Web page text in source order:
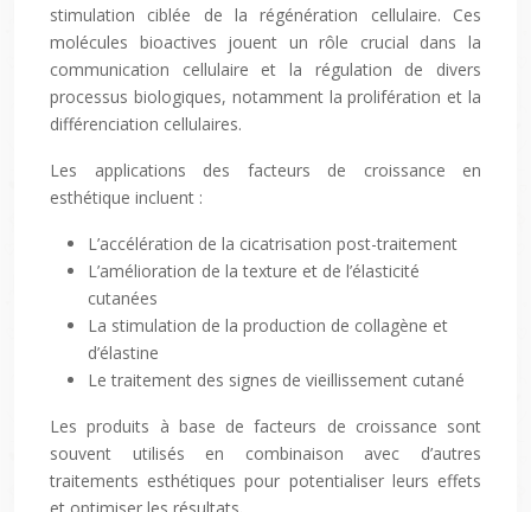
stimulation ciblée de la régénération cellulaire. Ces
molécules bioactives jouent un rôle crucial dans la
communication cellulaire et la régulation de divers
processus biologiques, notamment la prolifération et la
différenciation cellulaires.
Les applications des facteurs de croissance en
esthétique incluent :
L’accélération de la cicatrisation post-traitement
L’amélioration de la texture et de l’élasticité
cutanées
La stimulation de la production de collagène et
d’élastine
Le traitement des signes de vieillissement cutané
Les produits à base de facteurs de croissance sont
souvent utilisés en combinaison avec d’autres
traitements esthétiques pour potentialiser leurs effets